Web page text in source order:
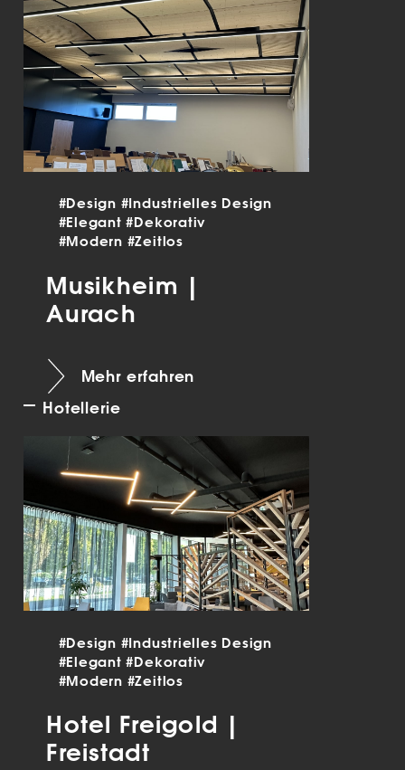
#Design #Industrielles Design
#Elegant#Dekorativ
#Modern #Zeitlos
Musikheim |
Aurach
Mehr erfahren
Hotellerie
#Design #Industrielles Design
#Elegant#Dekorativ
#Modern #Zeitlos
Hotel Freigold |
Freistadt